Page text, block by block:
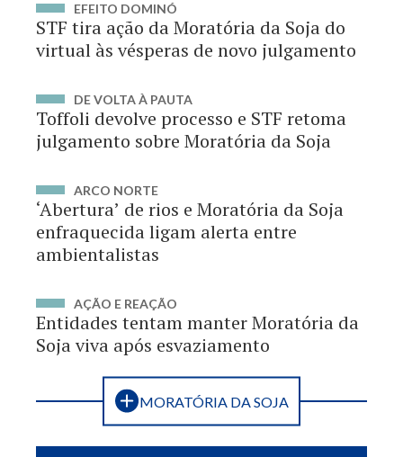
EFEITO DOMINÓ
STF tira ação da Moratória da Soja do
virtual às vésperas de novo julgamento
DE VOLTA À PAUTA
Toffoli devolve processo e STF retoma
julgamento sobre Moratória da Soja
ARCO NORTE
‘Abertura’ de rios e Moratória da Soja
enfraquecida ligam alerta entre
ambientalistas
AÇÃO E REAÇÃO
Entidades tentam manter Moratória da
Soja viva após esvaziamento
MORATÓRIA DA SOJA